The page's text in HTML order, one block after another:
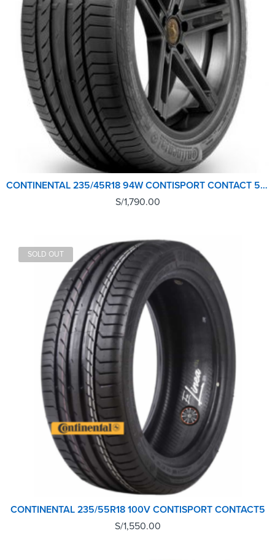
CONTINENTAL 235/45R18 94W CONTISPORT CONTACT 5 CONTISEAL
S/1,790.00
SOLD OUT
CONTINENTAL 235/55R18 100V CONTISPORT CONTACT5
S/1,550.00